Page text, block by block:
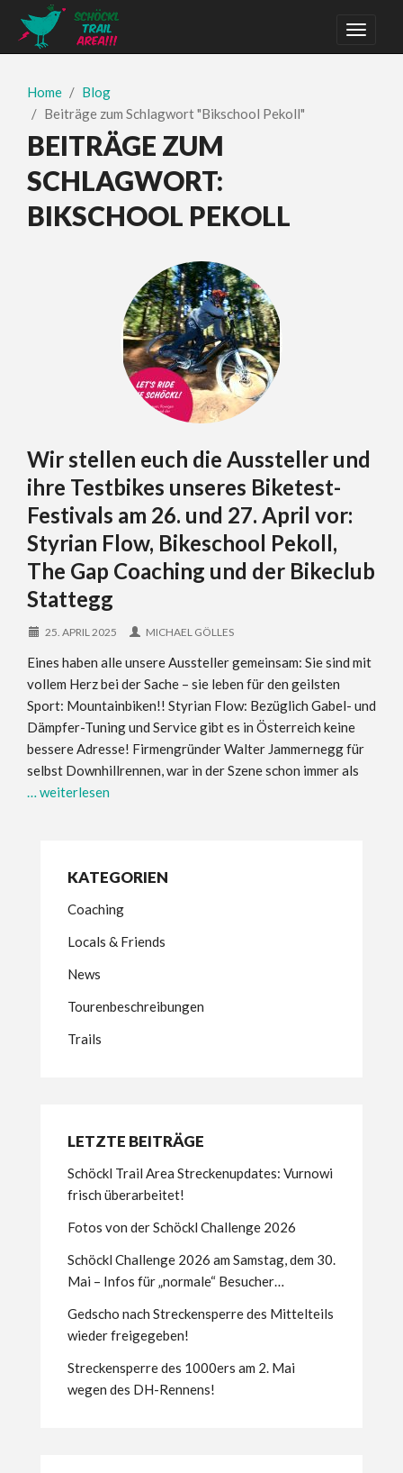
Home
Blog
Beiträge zum Schlagwort "Bikschool Pekoll"
BEITRÄGE ZUM
SCHLAGWORT:
BIKSCHOOL PEKOLL
Wir stellen euch die Aussteller und
ihre Testbikes unseres Biketest-
Festivals am 26. und 27. April vor:
Styrian Flow, Bikeschool Pekoll,
The Gap Coaching und der Bikeclub
Stattegg
25. APRIL 2025 MICHAEL GÖLLES
Eines haben alle unsere Aussteller gemeinsam: Sie sind mit
vollem Herz bei der Sache – sie leben für den geilsten
Sport: Mountainbiken!! Styrian Flow: Bezüglich Gabel- und
Dämpfer-Tuning und Service gibt es in Österreich keine
bessere Adresse! Firmengründer Walter Jammernegg für
selbst Downhillrennen, war in der Szene schon immer als
… weiterlesen
KATEGORIEN
Coaching
Locals & Friends
News
Tourenbeschreibungen
Trails
LETZTE BEITRÄGE
Schöckl Trail Area Streckenupdates: Vurnowi
frisch überarbeitet!
Fotos von der Schöckl Challenge 2026
Schöckl Challenge 2026 am Samstag, dem 30.
Mai – Infos für „normale“ Besucher…
Gedscho nach Streckensperre des Mittelteils
wieder freigegeben!
Streckensperre des 1000ers am 2. Mai
wegen des DH-Rennens!